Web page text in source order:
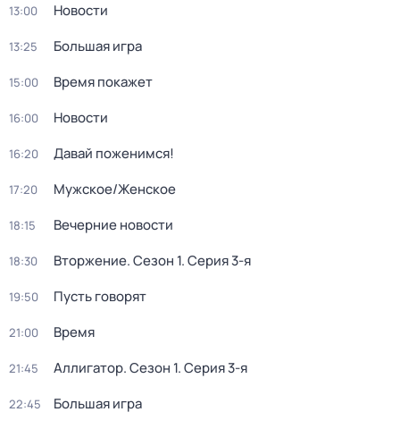
13:00 Новости
13:25 Большая игра
15:00 Время покажет
16:00 Новости
16:20 Давай поженимся!
17:20 Мужское/Женское
18:15 Вечерние новости
18:30 Вторжение. Сезон 1. Серия 3-я
19:50 Пусть говорят
21:00 Время
21:45 Аллигатор. Сезон 1. Серия 3-я
22:45 Большая игра